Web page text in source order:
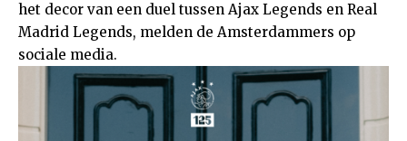
het decor van een duel tussen Ajax Legends en Real
Madrid Legends, melden de Amsterdammers op
sociale media.